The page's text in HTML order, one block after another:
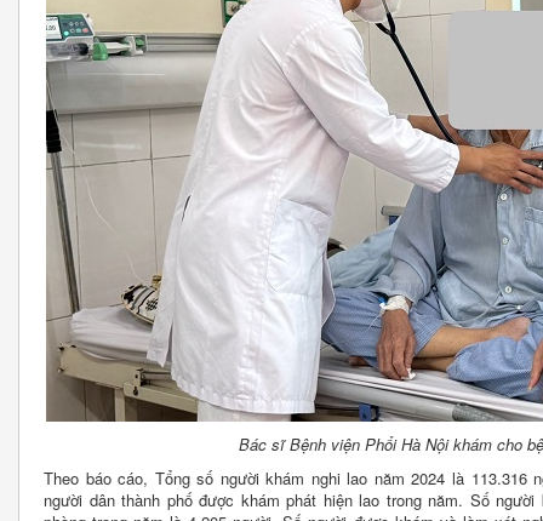
Bác sĩ Bệnh viện Phổi Hà Nội khám cho
Theo báo cáo, Tổng số người khám nghi lao năm 2024 là 113.316
người dân thành phố được khám phát hiện lao trong năm. Số